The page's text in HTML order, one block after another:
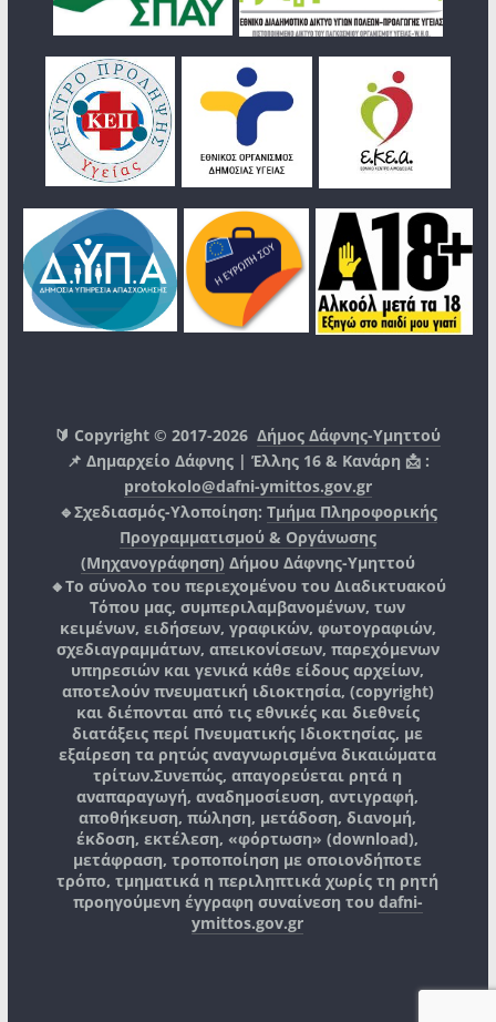
🔰 Copyright © 2017-2026Δήμος Δάφνης-Υμηττού
📌 Δημαρχείο Δάφνης | Έλλης 16 & Κανάρη 📩 :
protokolo@dafni-ymittos.gov.gr
🔹Σχεδιασμός-Υλοποίηση: Τμήμα Πληροφορικής
Προγραμματισμού & Οργάνωσης
(Μηχανογράφηση) Δήμου Δάφνης-Υμηττού
🔸Το σύνολο του περιεχομένου του Διαδικτυακού
Τόπου μας, συμπεριλαμβανομένων, των
κειμένων, ειδήσεων, γραφικών, φωτογραφιών,
σχεδιαγραμμάτων, απεικονίσεων, παρεχόμενων
υπηρεσιών και γενικά κάθε είδους αρχείων,
αποτελούν πνευματική ιδιοκτησία, (copyright)
και διέπονται από τις εθνικές και διεθνείς
διατάξεις περί Πνευματικής Ιδιοκτησίας, με
εξαίρεση τα ρητώς αναγνωρισμένα δικαιώματα
τρίτων.Συνεπώς, απαγορεύεται ρητά η
αναπαραγωγή, αναδημοσίευση, αντιγραφή,
αποθήκευση, πώληση, μετάδοση, διανομή,
έκδοση, εκτέλεση, «φόρτωση» (download),
μετάφραση, τροποποίηση με οποιονδήποτε
τρόπο, τμηματικά η περιληπτικά χωρίς τη ρητή
προηγούμενη έγγραφη συναίνεση του dafni-
ymittos.gov.gr